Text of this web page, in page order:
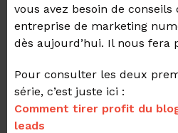
vous avez besoin de conseils
entreprise de marketing
dès aujourd’hui. Il nous fera
Pour consulter les deux
série, c’est juste ici :
Comment tirer profit du
leads